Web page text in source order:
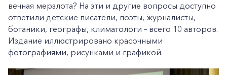
вечная мерзлота? На эти и другие вопросы доступно
ответили детские писатели, поэты, журналисты,
ботаники, географы, климатологи – всего 10 авторов.
Издание иллюстрировано красочными
фотографиями, рисунками и графикой.